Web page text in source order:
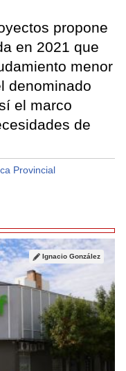
propone
en 2021 que
menor
denominado
el marco
de
Provincial
Ignacio González